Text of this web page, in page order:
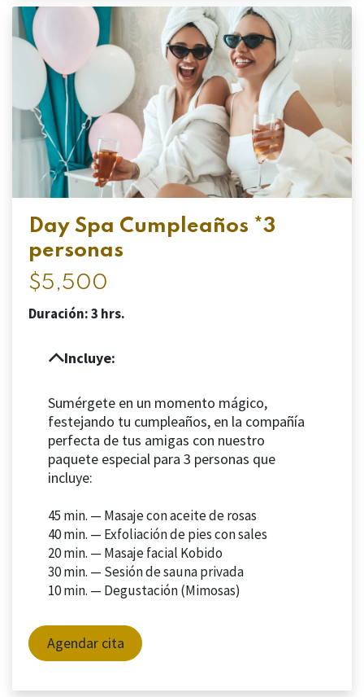
Day Spa Cumpleaños *3
personas
$5,500
Duración: 3 hrs.
Incluye:
Sumérgete en un momento mágico,
festejando tu cumpleaños, en la compañía
perfecta de tus amigas con nuestro
paquete especial para 3 personas que
incluye:
45 min. — Masaje con aceite de rosas
40 min. — Exfoliación de pies con sales
20 min. — Masaje facial Kobido
30 min. — Sesión de sauna privada
10 min. — Degustación (Mimosas)
Agendar cita